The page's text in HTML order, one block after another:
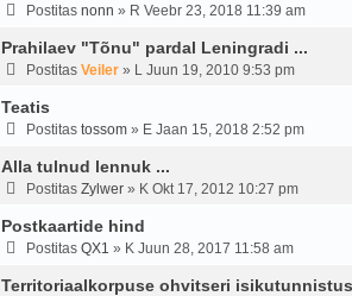
Postitas nonn » R Veebr 23, 2018 11:39 am
Prahilaev "Tõnu" pardal Leningradi ...
Postitas Veiler » L Juun 19, 2010 9:53 pm
Teatis
Postitas tossom » E Jaan 15, 2018 2:52 pm
Alla tulnud lennuk ...
Postitas Zylwer » K Okt 17, 2012 10:27 pm
Postkaartide hind
Postitas QX1 » K Juun 28, 2017 11:58 am
Territoriaalkorpuse ohvitseri